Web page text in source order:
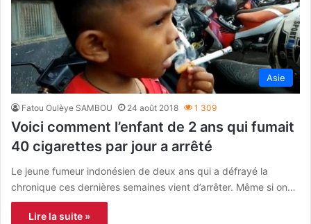
Asie
Fatou Oulèye SAMBOU 24 août 2018 1 309
Voici comment l’enfant de 2 ans qui fumait
40 cigarettes par jour a arrêté
Le jeune fumeur indonésien de deux ans qui a défrayé la
chronique ces dernières semaines vient d’arrêter. Même si on…
Lire la suite »